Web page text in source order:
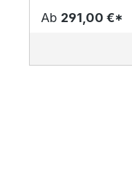
Ab 291,00 €*